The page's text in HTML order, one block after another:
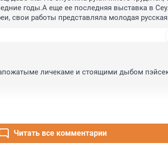
годы.А еще ее последняя выставка в
свои работы представляла молодая русская
личекаме и стоящими дыбом
Читать все комментарии